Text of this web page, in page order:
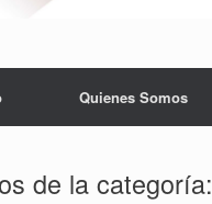
Quienes Somos
de la categoría: